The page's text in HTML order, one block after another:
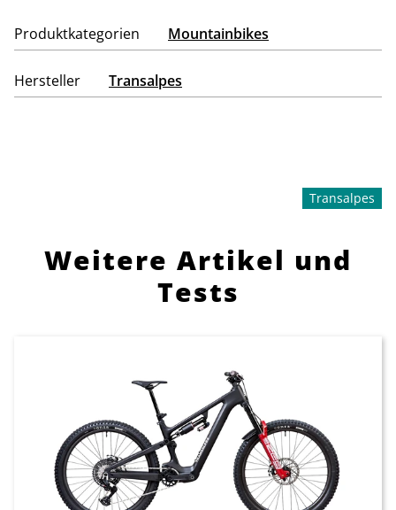
Produktkategorien Mountainbikes
Hersteller Transalpes
Transalpes
Weitere Artikel und
Tests